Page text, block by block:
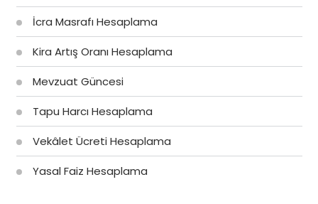
İcra Masrafı Hesaplama
Kira Artış Oranı Hesaplama
Mevzuat Güncesi
Tapu Harcı Hesaplama
Vekâlet Ücreti Hesaplama
Yasal Faiz Hesaplama